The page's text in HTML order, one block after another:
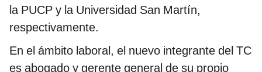
la PUCP y la Universidad San Martín,
respectivamente.
En el ámbito laboral, el nuevo integrante del TC
es abogado y gerente general de su propio